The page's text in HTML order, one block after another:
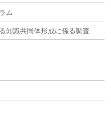
ム
知識共同体形成に係る調査